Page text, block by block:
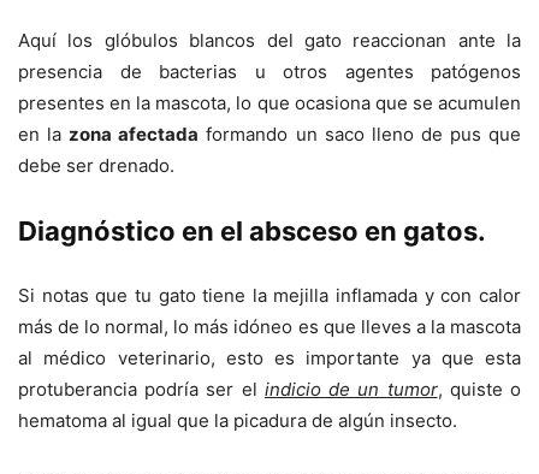
Aquí los glóbulos blancos del gato reaccionan ante la
presencia de bacterias u otros agentes patógenos
presentes en la mascota, lo que ocasiona que se acumulen
en lazona afectada formando un saco lleno de pus que
debe ser drenado.
Diagnóstico en el absceso en gatos.
Si notas que tu gato tiene la mejilla inflamada y con calor
más de lo normal, lo más idóneo es que lleves a la mascota
al médico veterinario, esto es importante ya que esta
protuberancia podría ser el indicio de un tumor, quiste o
hematoma al igual que la picadura de algún insecto.